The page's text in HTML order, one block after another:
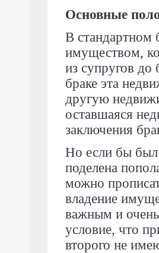
Основные
В стандартном
имуществом,
из супругов до
браке эта
другую
оставшаяся
заключения
Но если бы был
поделена
можно
владение
важным и очень
условие, что
второго не